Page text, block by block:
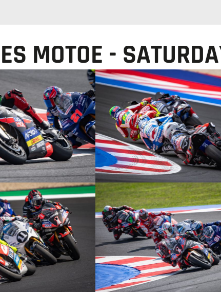
MOTOE -
© R.Lekl